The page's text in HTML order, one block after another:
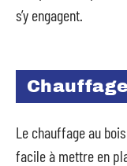
s’y engagent.
Le chauffage au
facile à mettre en